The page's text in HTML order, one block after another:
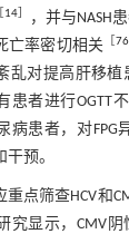
14］
，并与NASH
亡率密切相关 ［76
乱对提高肝移
患者进行OGTT
病患者，对FPG
预。
重点筛查HCV和
究显示，CMV